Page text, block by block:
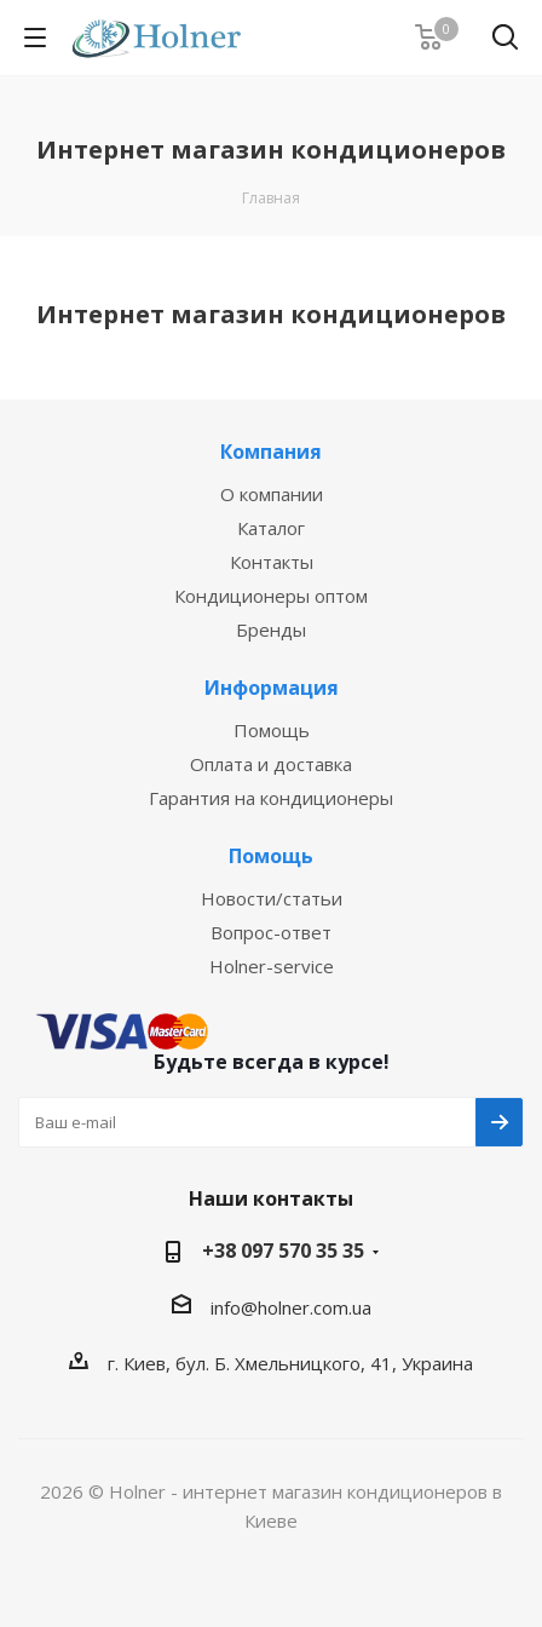
0
Интернет магазин кондиционеров
Главная
Интернет магазин кондиционеров
Компания
О компании
Каталог
Контакты
Кондиционеры оптом
Бренды
Информация
Помощь
Оплата и доставка
Гарантия на кондиционеры
Помощь
Новости/статьи
Вопрос-ответ
Holner-service
Будьте всегда в курсе!
Наши контакты
+38 097 570 35 35
info@holner.com.ua
г. Киев, бул. Б. Хмельницкого, 41, Украина
2026 © Holner - интернет магазин кондиционеров в
Киеве